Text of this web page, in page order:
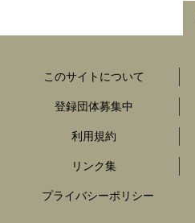
このサイトについて
登録団体募集中
利用規約
リンク集
プライバシーポリシー